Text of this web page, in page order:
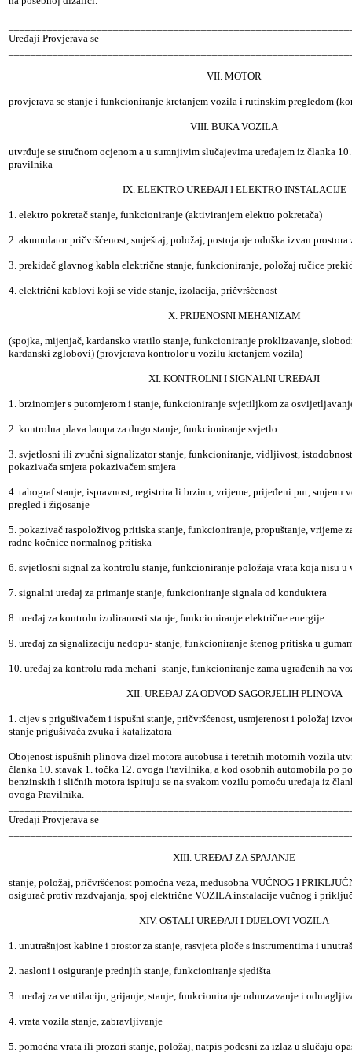
Uređaji Provjerava se
VII. MOTOR
provjerava se stanje i funkcioniranje kretanjem vozila i rutinskim pregledom
VIII. BUKA VOZILA
utvrđuje se stručnom ocjenom a u sumnjivim slučajevima uređajem iz članka
pravilnika
IX. ELEKTRO UREĐAJI I ELEKTRO INSTALACIJE
1. elektro pokretač stanje, funkcioniranje (aktiviranjem elektro pokretača)
2. akumulator pričvršćenost, smještaj, položaj, postojanje oduška izvan prostora
3. prekidač glavnog kabla električne stanje, funkcioniranje, položaj ručice
4. električni kablovi koji se vide stanje, izolacija, pričvršćenost
X. PRIJENOSNI MEHANIZAM
(spojka, mijenjač, kardansko vratilo stanje, funkcioniranje proklizavanje,
kardanski zglobovi) (provjerava kontrolor u vozilu kretanjem vozila)
XI. KONTROLNI I SIGNALNI UREĐAJI
1. brzinomjer s putomjerom i stanje, funkcioniranje svjetiljkom za
2. kontrolna plava lampa za dugo stanje, funkcioniranje svjetlo
3. svjetlosni ili zvučni signalizator stanje, funkcioniranje, vidljivost,
pokazivača smjera pokazivačem smjera
4. tahograf stanje, ispravnost, registrira li brzinu, vrijeme, prijeđeni put, smjenu
pregled i žigosanje
5. pokazivač raspoloživog pritiska stanje, funkcioniranje, propuštanje, vrijeme
radne kočnice normalnog pritiska
6. svjetlosni signal za kontrolu stanje, funkcioniranje položaja vrata koja nisu
7. signalni uredaj za primanje stanje, funkcioniranje signala od konduktera
8. uređaj za kontrolu izoliranosti stanje, funkcioniranje električne energije
9. uređaj za signalizaciju nedopu- stanje, funkcioniranje štenog pritiska u
10. uređaj za kontrolu rada mehani- stanje, funkcioniranje zama ugrađenih na
XII. UREĐAJ ZA ODVOD SAGORJELIH PLINOVA
1. cijev s prigušivačem i ispušni stanje, pričvršćenost, usmjerenost i položaj
stanje prigušivača zvuka i katalizatora
Obojenost ispušnih plinova dizel motora autobusa i teretnih motornih vozila
članka 10. stavak 1. točka 12. ovoga Pravilnika, a kod osobnih automobila po
benzinskih i sličnih motora ispituju se na svakom vozilu pomoću uređaja iz
ovoga Pravilnika.
Uređaji Provjerava se
XIII. UREĐAJ ZA SPAJANJE
stanje, položaj, pričvršćenost pomoćna veza, međusobna VUČNOG I
osigurač protiv razdvajanja, spoj električne VOZILA instalacije vučnog i
XIV. OSTALI UREĐAJI I DIJELOVI VOZILA
1. unutrašnjost kabine i prostor za stanje, rasvjeta ploče s instrumentima i
2. nasloni i osiguranje prednjih stanje, funkcioniranje sjedišta
3. uređaj za ventilaciju, grijanje, stanje, funkcioniranje odmrzavanje i
4. vrata vozila stanje, zabravljivanje
5. pomoćna vrata ili prozori stanje, položaj, natpis podesni za izlaz u slučaju